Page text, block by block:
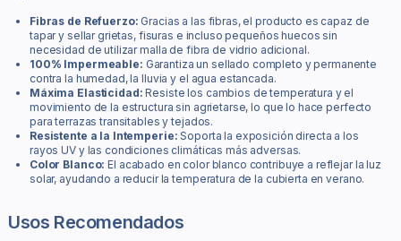
Fibras de Refuerzo: Gracias a las fibras, el producto es capaz de
tapar y sellar grietas, fisuras e incluso pequeños huecos sin
necesidad de utilizar malla de fibra de vidrio adicional.
100% Impermeable: Garantiza un sellado completo y permanente
contra la humedad, la lluvia y el agua estancada.
Máxima Elasticidad: Resiste los cambios de temperatura y el
movimiento de la estructura sin agrietarse, lo que lo hace perfecto
para terrazas transitables y tejados.
Resistente a la Intemperie: Soporta la exposición directa a los
rayos UV y las condiciones climáticas más adversas.
Color Blanco: El acabado en color blanco contribuye a reflejar la luz
solar, ayudando a reducir la temperatura de la cubierta en verano.
Usos Recomendados